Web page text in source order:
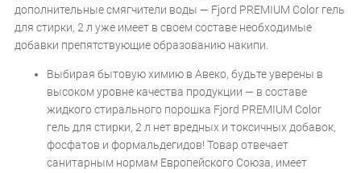
дополнительные смягчители воды — Fjord PREMIUM Color гель
для стирки, 2 л уже имеет в своем составе необходимые
добавки препятствующие образованию накипи.
Выбирая бытовую химию в Авеко, будьте уверены в
высоком уровне качества продукции — в составе
жидкого стирального порошка Fjord PREMIUM Color
гель для стирки, 2 л нет вредных и токсичных добавок,
фосфатов и формальдегидов! Товар отвечает
санитарным нормам Европейского Союза, имеет